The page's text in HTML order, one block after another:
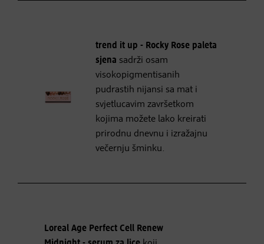
trend it up - Rocky Rose paleta
sjena sadrži osam
visokopigmentisanih
pudrastih nijansi sa mat i
svjetlucavim završetkom
kojima možete lako kreirati
prirodnu dnevnu i izražajnu
večernju šminku.
Loreal Age Perfect Cell Renew